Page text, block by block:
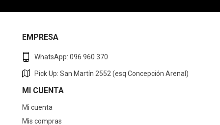
EMPRESA
WhatsApp: 096 960 370
Pick Up: San Martín 2552 (esq Concepción Arenal)
MI CUENTA
Mi cuenta
Mis compras